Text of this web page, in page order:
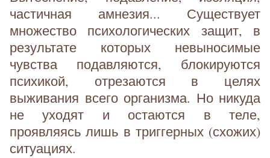
частичная амнезия... Существует
множество психологических защит, в
результате которых невыносимые
чувства подавляются, блокируются
психикой, отрезаются в целях
выживания всего организма. Но никуда
не уходят и остаются в теле,
проявляясь лишь в триггерных (схожих)
ситуациях.